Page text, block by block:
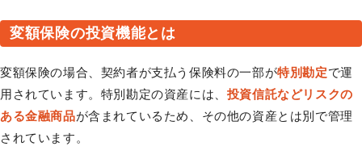
変額保険の投資機能とは
変額保険の場合、契約者が支払う保険料の一部が特別勘定で運
用されています。特別勘定の資産には、 投資信託などリスクの
ある金融商品が含まれているため、その他の資産とは別で管理
されています。